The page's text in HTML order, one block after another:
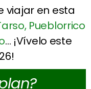
viajar en esta
Pueblorrico
… ¡Vívelo este